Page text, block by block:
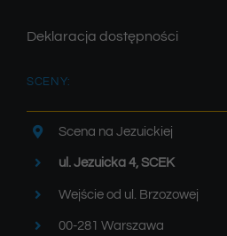
Deklaracja dostępności
SCENY:
Scena na Jezuickiej
ul. Jezuicka 4, SCEK
Wejście od ul. Brzozowej
00-281 Warszawa